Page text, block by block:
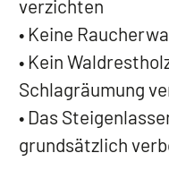
verzichten
• Keine
• Kein
Schlagräumung
• Das
grundsätzlich